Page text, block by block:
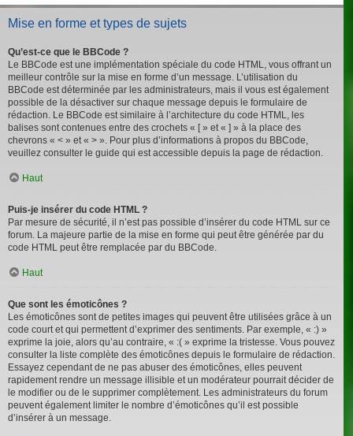
Mise en forme et types de sujets
Qu’est-ce que le BBCode ?
Le BBCode est une implémentation spéciale du code HTML, vous offrant un
meilleur contrôle sur la mise en forme d’un message. L’utilisation du
BBCode est déterminée par les administrateurs, mais il vous est également
possible de la désactiver sur chaque message depuis le formulaire de
rédaction. Le BBCode est similaire à l’architecture du code HTML, les
balises sont contenues entre des crochets « [ » et « ] » à la place des
chevrons « < » et « > ». Pour plus d’informations à propos du BBCode,
veuillez consulter le guide qui est accessible depuis la page de rédaction.
Haut
Puis-je insérer du code HTML ?
Par mesure de sécurité, il n’est pas possible d’insérer du code HTML sur ce
forum. La majeure partie de la mise en forme qui peut être générée par du
code HTML peut être remplacée par du BBCode.
Haut
Que sont les émoticônes ?
Les émoticônes sont de petites images qui peuvent être utilisées grâce à un
code court et qui permettent d’exprimer des sentiments. Par exemple, « :) »
exprime la joie, alors qu’au contraire, « :( » exprime la tristesse. Vous pouvez
consulter la liste complète des émoticônes depuis le formulaire de rédaction.
Essayez cependant de ne pas abuser des émoticônes, elles peuvent
rapidement rendre un message illisible et un modérateur pourrait décider de
le modifier ou de le supprimer complètement. Les administrateurs du forum
peuvent également limiter le nombre d’émoticônes qu’il est possible
d’insérer à un message.